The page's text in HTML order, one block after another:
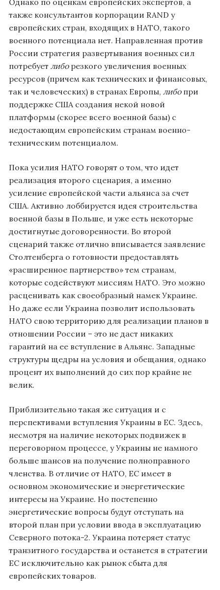
также консультантов корпорации RAND у
европейских стран, входящих в НАТО, такого
военного потенциала нет. Направленная против
России стратегия развертывания военных сил
потребует либорезкого увеличения военных
ресурсов (причем как технических и финансовых,
так и человеческих) в странах Европы, либопри
поддержке США создания некой новой
платформы (скорее всего военной базы) с
недостающим европейским странам военно-
техническим потенциалом.
Пока усилия НАТО говорят о том, что идет
реализация второго сценария, а именно
усиление европейской части альянса за счет
США. Активно лоббируется идея строительства
военной базы в Польше, и уже есть некоторые
достигнутые договоренности. Во второй
сценарий также отлично вписывается заявление
Столтенберга о готовности предоставлять
«расширенное партнерство» тем странам,
которые содействуют миссиям НАТО. Это можно
расценивать как своеобразный намек Украине.
Но даже если Украина позволит использовать
НАТО свою территорию для реализации планов в
отношении России – это не даст никаких
гарантий на ее вступление в Альянс. Западные
структуры щедры на условия и обещания, однако
процент их выполнений до сих пор крайне не
велик.
Приблизительно такая же ситуация и с
перспективами вступления Украины в ЕС. Здесь,
несмотря на наличие некоторых подвижек в
переговорном процессе, у Украины не намного
больше шансов на получение полноправного
членства. В отличие от НАТО, ЕС имеет в
основном экономические и энергетические
интересы на Украине. Но постепенно
энергетические вопросы будут отступать на
второй план при условии ввода в эксплуатацию
Северного потока-2. Украина потеряет статус
транзитного государства и останется в стратегии
ЕС исключительно как рынок сбыта для
европейских товаров.